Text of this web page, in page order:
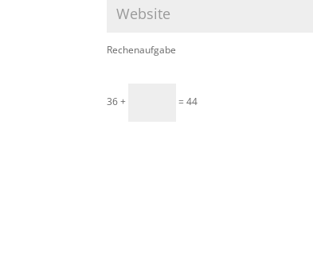
Rechenaufgabe
36 + = 44